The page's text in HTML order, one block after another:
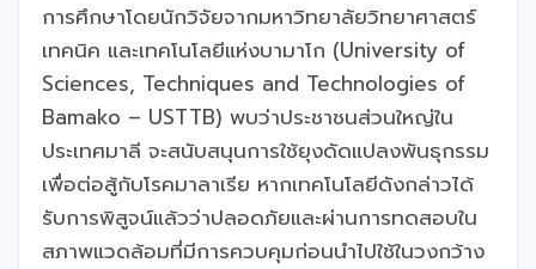
การศึกษาโดยนักวิจัยจากมหาวิทยาลัยวิทยาศาสตร์
เทคนิค และเทคโนโลยีแห่งบามาโก (University of
Sciences, Techniques and Technologies of
Bamako – USTTB) พบว่าประชาชนส่วนใหญ่ใน
ประเทศมาลี จะสนับสนุนการใช้ยุงดัดแปลงพันธุกรรม
เพื่อต่อสู้กับโรคมาลาเรีย หากเทคโนโลยีดังกล่าวได้
รับการพิสูจน์แล้วว่าปลอดภัยและผ่านการทดสอบใน
สภาพแวดล้อมที่มีการควบคุมก่อนนำไปใช้ในวงกว้าง